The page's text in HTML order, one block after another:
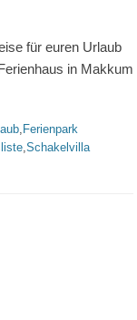
für euren Urlaub
in Makkum
, Ferienpark
,Schakelvilla